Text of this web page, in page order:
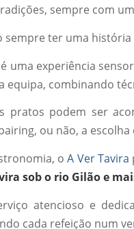
sempre com
sempre ter uma
uma experiência
equipa, combinando
pratos podem ser
ou não, a escolha
oA Ver Tavira
sob o rio Gilão e
atencioso e
cada refeição num